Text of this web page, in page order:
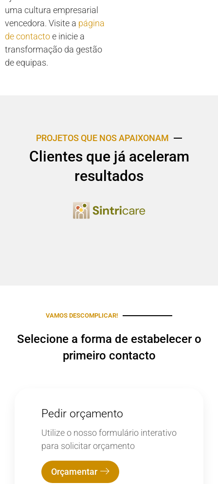
uma cultura empresarial
vencedora. Visite a página
de contactoe inicie a
transformação da gestão
de equipas.
PROJETOS QUE NOS APAIXONAM
Clientes que já aceleram
resultados
VAMOS DESCOMPLICAR!
Selecione a forma de estabelecer o
primeiro contacto
Pedir orçamento
Utilize o nosso formulário interativo
para solicitar orçamento
Orçamentar